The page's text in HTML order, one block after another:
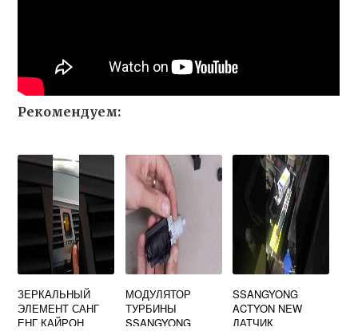
Рекомендуем:
ЗЕРКАЛЬНЫЙ
ЭЛЕМЕНТ САНГ
ЕНГ КАЙРОН
МОДУЛЯТОР
ТУРБИНЫ
SSANGYONG
SSANGYONG
ACTYON NEW
ДАТЧИК